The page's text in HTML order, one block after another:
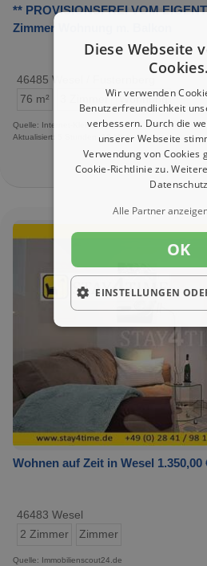
** PROVISIONSFREI VOM
Zimmer Wohnung m. Balkon
46485 Wesel / Fusternberg
76 m²
3 Zimmer Wohnung
Quelle: Internet-Kleinanzeigen
Aktualisiert: 5 Stunden, 19 Minuten
Wohnen auf Zeit in Wesel 1.350,00
46483 Wesel
2 Zimmer
Zimmer
Quelle: Immobilienscout24.de
Diese Webseite
Cookies.
Wir verwenden
Benutzerfreundlichkeit
verbessern. Durch die
unserer Webseite
Verwendung von Cookies
Cookie-Richtlinie zu.
Datenschutz
Alle Partner
OK
EINSTELLUNGEN